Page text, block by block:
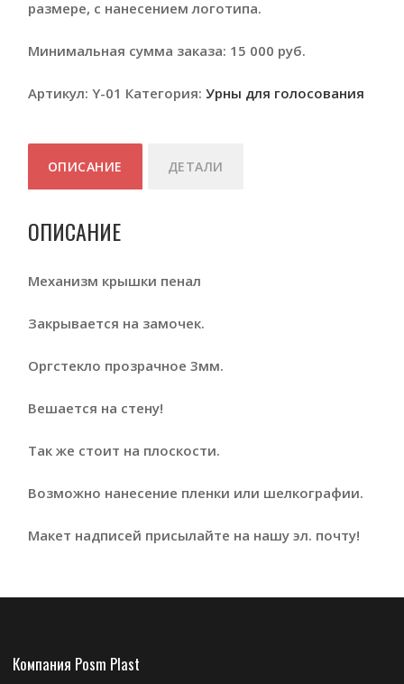
размере, с нанесением логотипа.
Минимальная сумма заказа: 15 000 руб.
Артикул: Y-01 Категория: Урны для голосования
ОПИСАНИЕ ДЕТАЛИ
ОПИСАНИЕ
Механизм крышки пенал
Закрывается на замочек.
Оргстекло прозрачное 3мм.
Вешается на стену!
Так же стоит на плоскости.
Возможно нанесение пленки или шелкографии.
Макет надписей присылайте на нашу эл. почту!
Компания Posm Plast